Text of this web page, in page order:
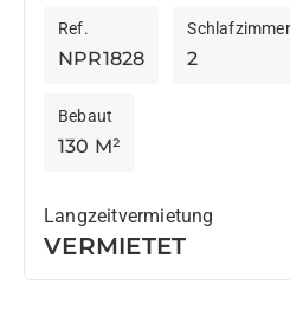
einen Kamin und Zugang zu
NPR1828
Ref.
2
Schlafzimmer
130 M²
Bebaut
Langzeitvermietung
VERMIETET